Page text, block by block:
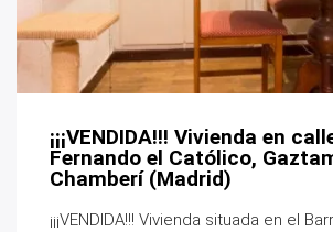
¡¡¡VENDIDA!!! Vivienda en
Fernando el Católico,
Chamberí (Madrid)
¡¡¡VENDIDA!!! Vivienda situada en el